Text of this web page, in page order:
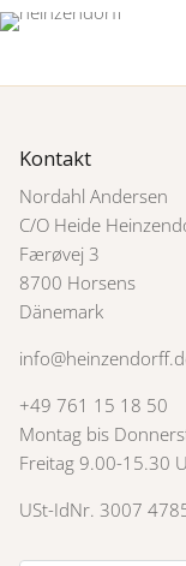
Kontakt
Nordahl Andersen
C/O Heide
Færøvej 3
8700 Horsens
Dänemark
+49 761 15 18 50
Montag bis
Freitag 9.00-15.30
USt-IdNr. 3007